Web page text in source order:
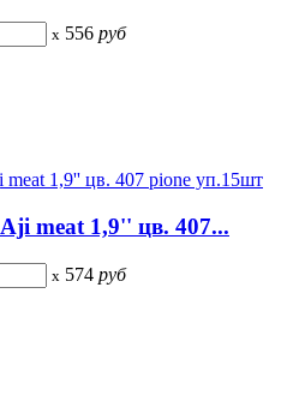
x 556 руб
meat 1,9'' цв. 407...
x 574 руб